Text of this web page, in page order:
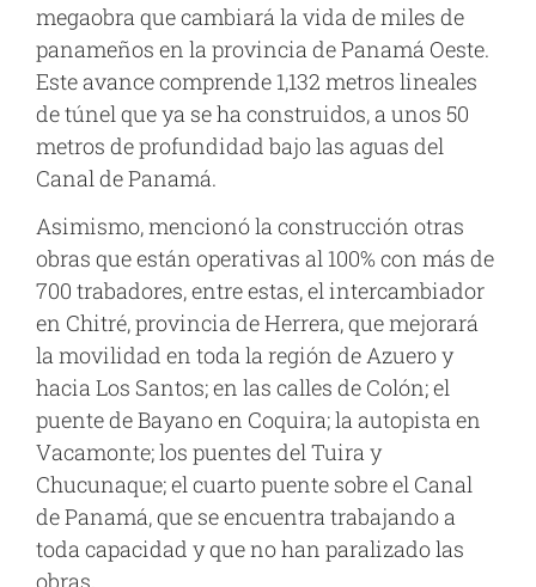
megaobra que cambiará la vida de miles de
panameños en la provincia de Panamá Oeste.
Este avance comprende 1,132 metros lineales
de túnel que ya se ha construidos, a unos 50
metros de profundidad bajo las aguas del
Canal de Panamá.
Asimismo, mencionó la construcción otras
obras que están operativas al 100% con más de
700 trabadores, entre estas, el intercambiador
en Chitré, provincia de Herrera, que mejorará
la movilidad en toda la región de Azuero y
hacia Los Santos; en las calles de Colón; el
puente de Bayano en Coquira; la autopista en
Vacamonte; los puentes del Tuira y
Chucunaque; el cuarto puente sobre el Canal
de Panamá, que se encuentra trabajando a
toda capacidad y que no han paralizado las
obras.